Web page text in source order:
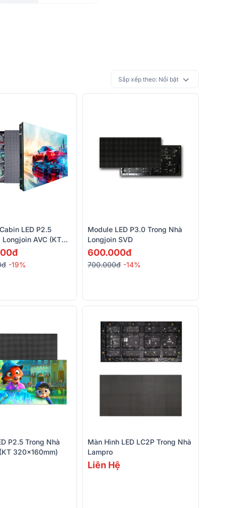
Sắp xếp theo: Nổi bật
LED P2.5
Longjoin AVC (KT
-19%
Module LED P3.0 Trong Nhà
Longjoin SVD
600.000đ
700.000đ -14%
P2.5 Trong Nhà
320×160mm)
Màn Hình LED LC2P Trong Nhà
Lampro
Liên Hệ